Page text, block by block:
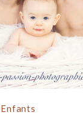
Enfants